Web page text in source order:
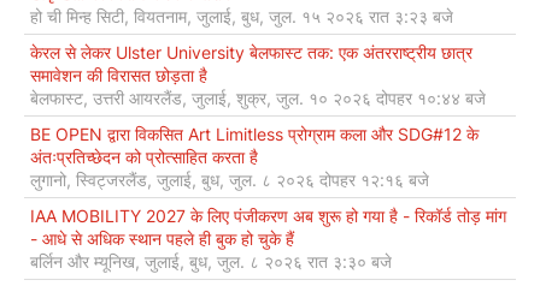
हो ची मिन्ह सिटी, वियतनाम, जुलाई, बुध, जुल. १५ २०२६ रात ३:२३ बजे
केरल से लेकर Ulster University बेलफास्ट तक: एक अंतरराष्ट्रीय छात्र
समावेशन की विरासत छोड़ता है
बेलफास्ट, उत्तरी आयरलैंड, जुलाई, शुक्र, जुल. १० २०२६ दोपहर १०:४४ बजे
BE OPEN द्वारा विकसित Art Limitless प्रोग्राम कला और SDG#12 के
अंतःप्रतिच्छेदन को प्रोत्साहित करता है
लुगानो, स्विट्जरलैंड, जुलाई, बुध, जुल. ८ २०२६ दोपहर १२:१६ बजे
IAA MOBILITY 2027 के लिए पंजीकरण अब शुरू हो गया है - रिकॉर्ड तोड़ मांग
- आधे से अधिक स्थान पहले ही बुक हो चुके हैं
बर्लिन और म्यूनिख, जुलाई, बुध, जुल. ८ २०२६ रात ३:३० बजे